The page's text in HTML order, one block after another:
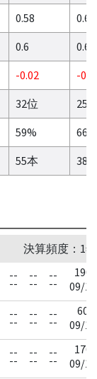
0.58
0.65
0.6
0.67
-0.02
-
32位
25
59%
66%
55本 38
決算頻度：1
--
--
--
--
--
--
1900
09/17
--
--
--
--
--
--
600
09/17
--
--
--
--
--
--
1700
09/19